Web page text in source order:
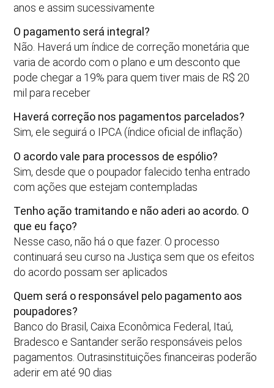
anos e assim sucessivamente
O pagamento será integral?
Não. Haverá um índice de correção monetária que
varia de acordo com o plano e um desconto que
pode chegar a 19% para quem tiver mais de R$ 20
mil para receber
Haverá correção nos pagamentos parcelados?
Sim, ele seguirá o IPCA (índice oficial de inflação)
O acordo vale para processos de espólio?
Sim, desde que o poupador falecido tenha entrado
com ações que estejam contempladas
Tenho ação tramitando e não aderi ao acordo. O
que eu faço?
Nesse caso, não há o que fazer. O processo
continuará seu curso na Justiça sem que os efeitos
do acordo possam ser aplicados
Quem será o responsável pelo pagamento aos
poupadores?
Banco do Brasil, Caixa Econômica Federal, Itaú,
Bradesco e Santander serão responsáveis pelos
pagamentos. Outrasinstituições financeiras poderão
aderir em até 90 dias